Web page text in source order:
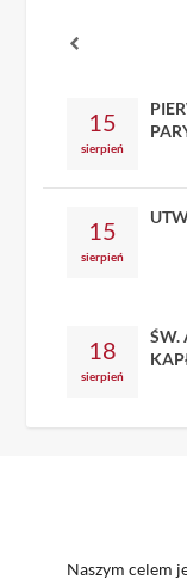
15
sierpień
15
sierpień
18
sierpień
ŚW.
Naszym celem